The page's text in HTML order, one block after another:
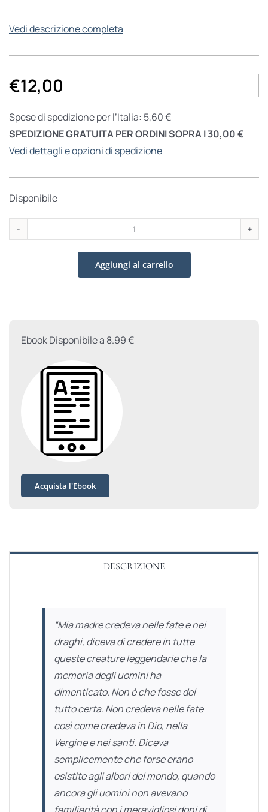
Vedi descrizione completa
€12,00
Spese di spedizione per l’Italia: 5,60 €
SPEDIZIONE GRATUITA PER ORDINI SOPRA I 30,00 €
Vedi dettagli e opzioni di spedizione
Disponibile
Racconto
di
Natale
quantità
Aggiungi al carrello
Ebook Disponibile a 8.99 €
Acquista l'Ebook
DESCRIZIONE
“Mia madre credeva nelle fate e nei
draghi, diceva di credere in tutte
queste creature leggendarie che la
memoria degli uomini ha
dimenticato. Non è che fosse del
tutto certa. Non credeva nelle fate
così come credeva in Dio, nella
Vergine e nei santi. Diceva
semplicemente che forse erano
esistite agli albori del mondo, quando
ancora gli uomini non avevano